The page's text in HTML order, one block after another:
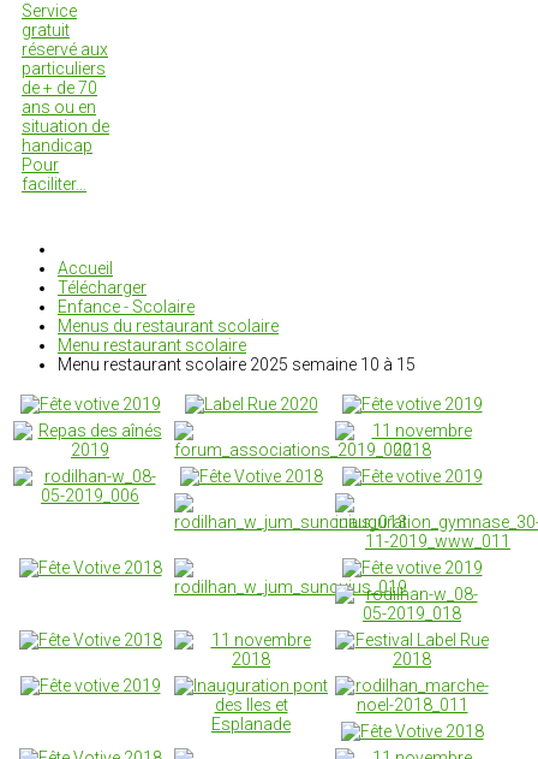
Service
gratuit
réservé aux
particuliers
de + de 70
ans ou en
situation de
handicap
Pour
faciliter…
Accueil
Télécharger
Enfance - Scolaire
Menus du restaurant scolaire
Menu restaurant scolaire
Menu restaurant scolaire 2025 semaine 10 à 15